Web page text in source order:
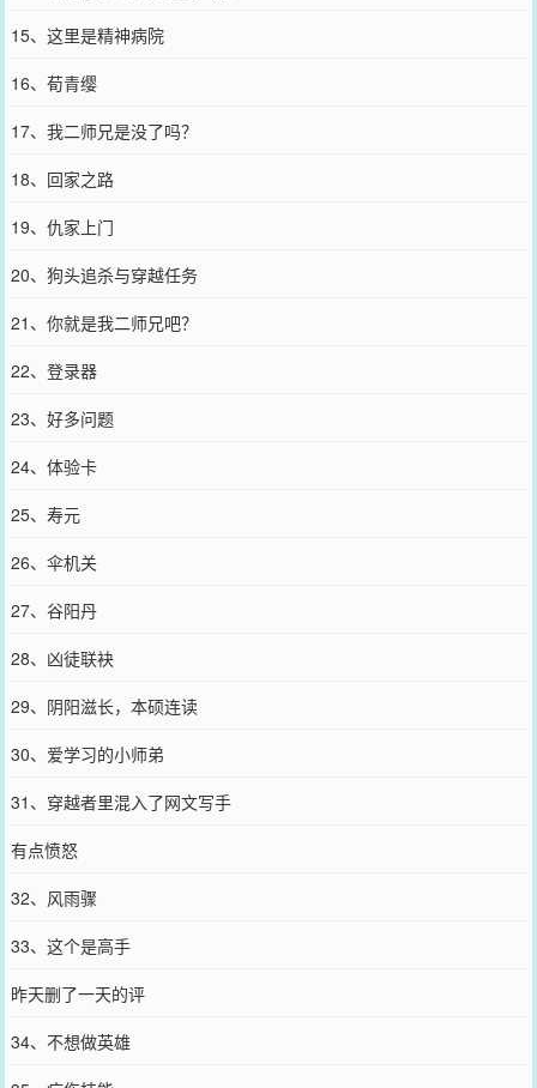
15、这里是精神病院
16、荀青缨
17、我二师兄是没了吗？
18、回家之路
19、仇家上门
20、狗头追杀与穿越任务
21、你就是我二师兄吧？
22、登录器
23、好多问题
24、体验卡
25、寿元
26、伞机关
27、谷阳丹
28、凶徒联袂
29、阴阳滋长，本硕连读
30、爱学习的小师弟
31、穿越者里混入了网文写手
有点愤怒
32、风雨骤
33、这个是高手
昨天删了一天的评
34、不想做英雄